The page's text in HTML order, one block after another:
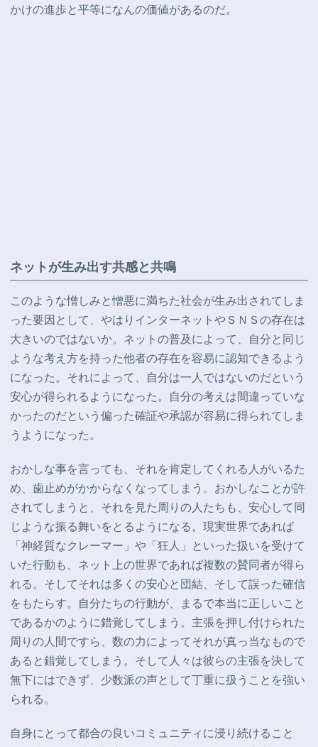
かけの進歩と平等になんの価値があるのだ。
ネットが生み出す共感と共鳴
このような憎しみと憎悪に満ちた社会が生み出されてしま
った要因として、やはりインターネットやＳＮＳの存在は
大きいのではないか。ネットの普及によって、自分と同じ
ような考え方を持った他者の存在を容易に認知できるよう
になった。それによって、自分は一人ではないのだという
安心が得られるようになった。自分の考えは間違っていな
かったのだという偏った確証や承認が容易に得られてしま
うようになった。
おかしな事を言っても、それを肯定してくれる人がいるた
め、歯止めがかからなくなってしまう。おかしなことが許
されてしまうと、それを見た周りの人たちも、安心して同
じような振る舞いをとるようになる。現実世界であれば
「神経質なクレーマー」や「狂人」といった扱いを受けて
いた行動も、ネット上の世界であれば複数の賛同者が得ら
れる。そしてそれは多くの安心と団結、そして誤った確信
をもたらす。自分たちの行動が、まるで本当に正しいこと
であるかのように錯覚してしまう。主張を押し付けられた
周りの人間ですら、数の力によってそれが真っ当なもので
あると錯覚してしまう。そして人々は彼らの主張を決して
無下にはできず、少数派の声として丁重に扱うことを強い
られる。
自身にとって都合の良いコミュニティに浸り続けること